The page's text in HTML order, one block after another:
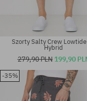
Dostępne rozmiary:
30; 38
Szorty Salty Crew
Hybrid
279,90 PLN 199,90
-35%